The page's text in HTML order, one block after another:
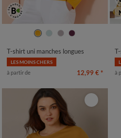
38/40 42/44
T-shirt uni manches longues
LES MOINS CHERS
à partir de 12,99 € * à